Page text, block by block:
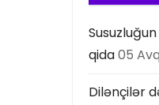
qida05
Dilənçilər